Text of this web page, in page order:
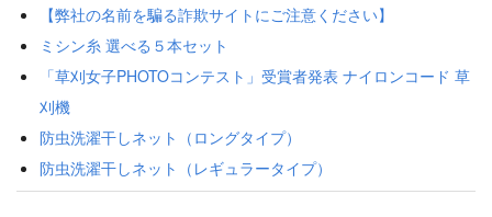
【弊社の名前を騙る詐欺サイトにご注意ください】
ミシン糸 選べる５本セット
「草刈女子PHOTOコンテスト」受賞者発表 ナイロンコード 草
刈機
防虫洗濯干しネット（ロングタイプ）
防虫洗濯干しネット（レギュラータイプ）